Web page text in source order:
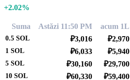
+2.02%
Suma Astăzi 11:50 PM acum 1L
0.5 SOL ₽3,016 ₽2,970
1 SOL ₽6,033 ₽5,940
5 SOL ₽30,160 ₽29,700
10 SOL ₽60,330 ₽59,400